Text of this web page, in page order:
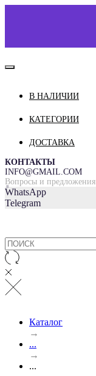
О НАС
ДОСТАВКА И ОПЛАТА
=
В НАЛИЧИИ
КАТЕГОРИИ
ДОСТАВКА
КОНТАКТЫ
INFO@GMAIL.COM
Вопросы и предложения
WhatsApp
Telegram
Каталог
→
...
→
...